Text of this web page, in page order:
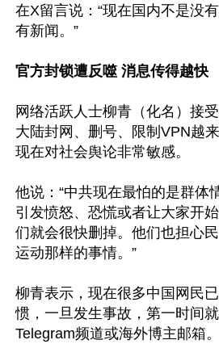
在X留言说：“现在国内不是没
有新闻。”
官方封锁遭反噬 消息传得越快
网络活跃人士柳青（化名）接
大陆封网、删号、限制VPN越
现在对社会舆论非常敏感。
他说：“中共现在最怕的是群体
引发愤怒、恐慌或者让大家开
们就会很快删掉。他们也担心
运动那样的事情。”
柳青表示，现在很多中国网民已
惯，一旦发生事故，第一时间
Telegram频道或海外博主邮箱。